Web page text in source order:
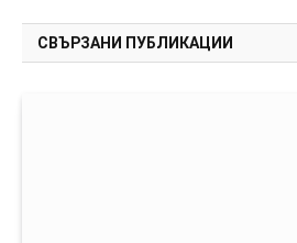
СВЪРЗАНИ ПУБЛИКАЦИИ